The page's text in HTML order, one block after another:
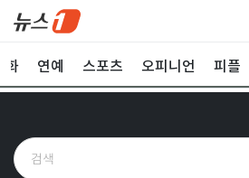
화 연예 스포츠 오피니언 피플